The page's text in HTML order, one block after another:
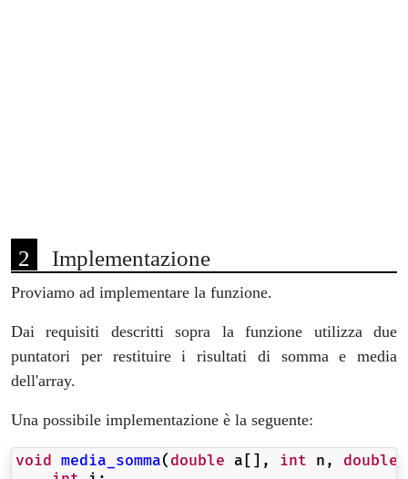
Implementazione
Proviamo ad implementare la funzione.
Dai requisiti descritti sopra la funzione utilizza due
puntatori per restituire i risultati di somma e media
dell'array.
Una possibile implementazione è la seguente:
void media_somma( double a [], int n , double